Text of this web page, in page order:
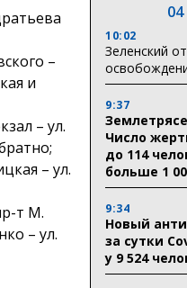
–
и
– ул.
– ул.
т М.
– ул.
10:02
Зеленский
9:37
Число
до 114
больше 1
9:34
Новый
за сутки
у 9 524